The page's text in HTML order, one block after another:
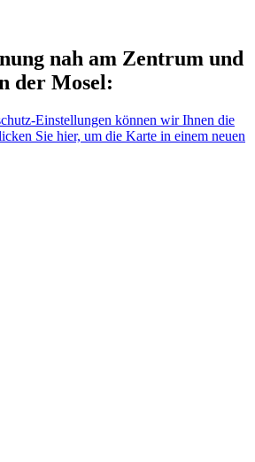
nah am Zentrum und
der Mosel:
Einstellungen können wir Ihnen die
Sie hier, um die Karte in einem neuen